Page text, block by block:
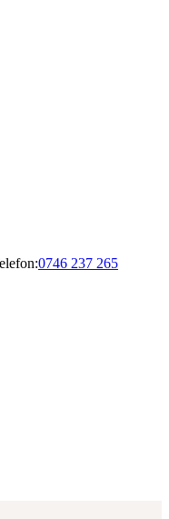
0746 237 265